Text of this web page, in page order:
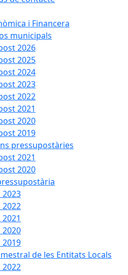
i Financera
municipals
2026
2025
2024
2023
2022
2021
2020
2019
pressupostàries
2021
2020
2023
2022
2020
2019
de les Entitats Locals
2022